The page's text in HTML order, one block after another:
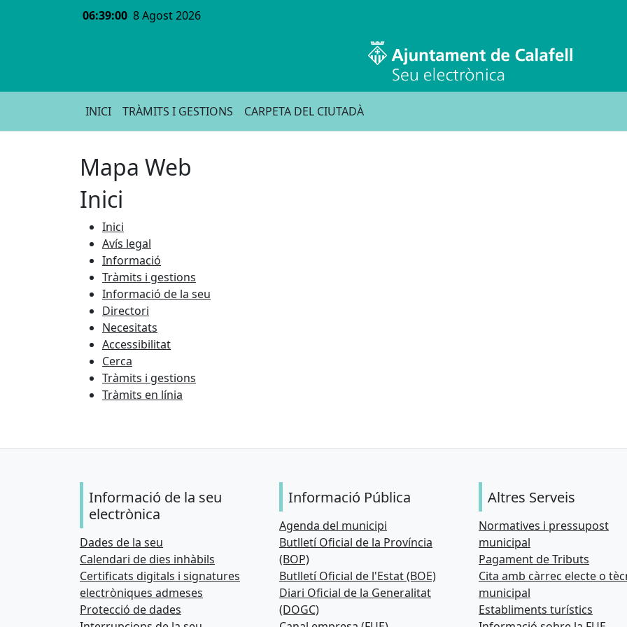
06:39:00 8 Agost 2026
INICI TRÀMITS I GESTIONS CARPETA DEL CIUTADÀ
Mapa Web
Inici
Inici
Avís legal
Informació
Tràmits i gestions
Informació de la seu
Directori
Necesitats
Accessibilitat
Cerca
Tràmits i gestions
Tràmits en línia
Informació de la seu
electrònica
Dades de la seu
Calendari de dies inhàbils
Certificats digitals i signatures
electròniques admeses
Protecció de dades
Informació Pública
Agenda del municipi
Butlletí Oficial de la Província
(BOP)
Butlletí Oficial de l'Estat (BOE)
Diari Oficial de la Generalitat
(DOGC)
Altres Serveis
Normatives i pressupost
municipal
Pagament de Tributs
Cita amb càrrec electe o
municipal
Establiments turístics